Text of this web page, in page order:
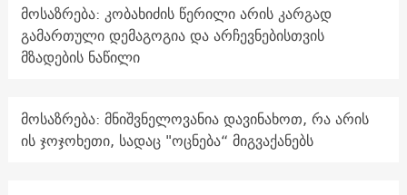
მოსაზრება: კობახიძის წერილი არის კარგად
გამართული დემაგოგია და არჩევნებისთვის
მზადების ნაწილი
მოსაზრება: მნიშვნელოვანია დავინახოთ, რა არის
ის ჯოჯოხეთი, სადაც "ოცნება“ მიგვაქანებს